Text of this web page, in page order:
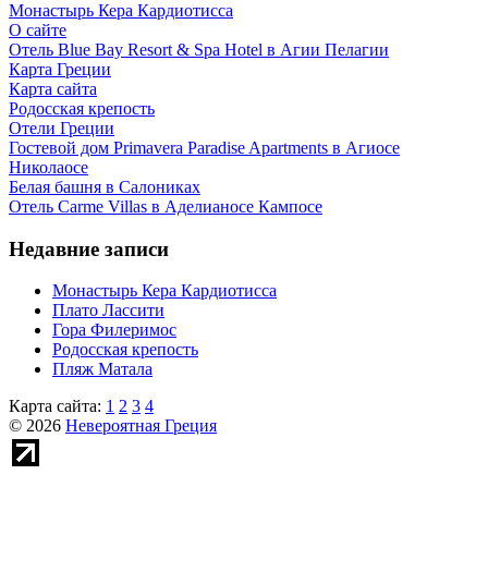
Монастырь Кера Кардиотисса
О сайте
Отель Blue Bay Resort & Spa Hotel в Агии Пелагии
Карта Греции
Карта сайта
Родосская крепость
Отели Греции
Гостевой дом Primavera Paradise Apartments в Агиосе
Николаосе
Белая башня в Салониках
Отель Carme Villas в Аделианосе Кампосе
Недавние записи
Монастырь Кера Кардиотисса
Плато Лассити
Гора Филеримос
Родосская крепость
Пляж Матала
Карта сайта: 1 2 3 4
© 2026 Невероятная Греция